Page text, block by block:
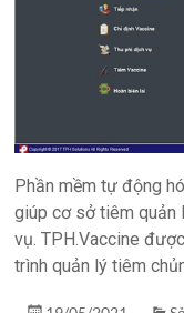
Phần mềm tự động
giúp cơ sở tiêm quản
vụ. TPH.Vaccine
trình quản lý tiêm